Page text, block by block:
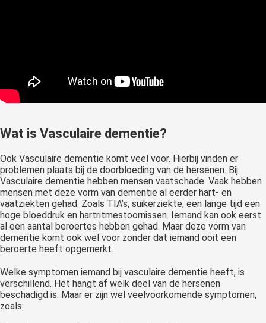
Wat is Vasculaire dementie?
Ook Vasculaire dementie komt veel voor. Hierbij vinden er
problemen plaats bij de doorbloeding van de hersenen. Bij
Vasculaire dementie hebben mensen vaatschade. Vaak hebben
mensen met deze vorm van dementie al eerder hart- en
vaatziekten gehad. Zoals TIA’s, suikerziekte, een lange tijd een
hoge bloeddruk en hartritmestoornissen. Iemand kan ook eerst
al een aantal beroertes hebben gehad. Maar deze vorm van
dementie komt ook wel voor zonder dat iemand ooit een
beroerte heeft opgemerkt.
Welke symptomen iemand bij vasculaire dementie heeft, is
verschillend. Het hangt af welk deel van de hersenen
beschadigd is. Maar er zijn wel veelvoorkomende symptomen,
zoals: